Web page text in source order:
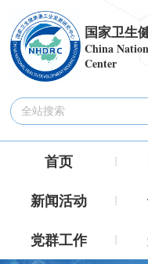
国家卫生
China
Center
首页
新闻活动
党群工作